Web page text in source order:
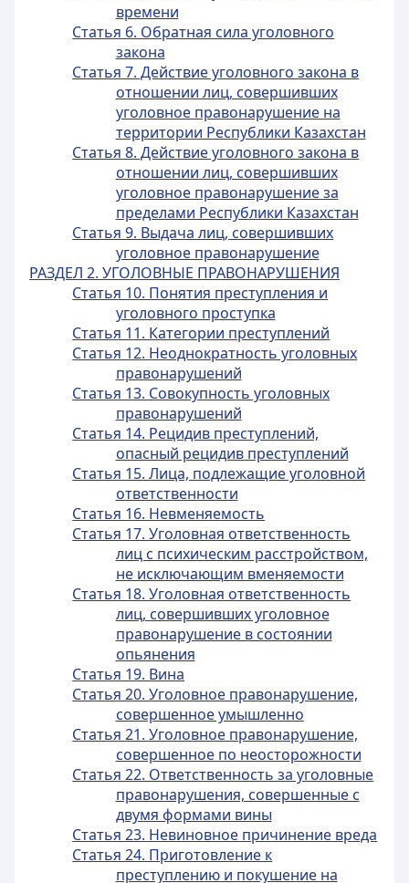
времени
Статья 6. Обратная сила уголовного
закона
Статья 7. Действие уголовного закона в
отношении лиц, совершивших
уголовное правонарушение на
территории Республики Казахстан
Статья 8. Действие уголовного закона в
отношении лиц, совершивших
уголовное правонарушение за
пределами Республики Казахстан
Статья 9. Выдача лиц, совершивших
уголовное правонарушение
РАЗДЕЛ 2. УГОЛОВНЫЕ ПРАВОНАРУШЕНИЯ
Статья 10. Понятия преступления и
уголовного проступка
Статья 11. Категории преступлений
Статья 12. Неоднократность уголовных
правонарушений
Статья 13. Совокупность уголовных
правонарушений
Статья 14. Рецидив преступлений,
опасный рецидив преступлений
Статья 15. Лица, подлежащие уголовной
ответственности
Статья 16. Невменяемость
Статья 17. Уголовная ответственность
лиц с психическим расстройством,
не исключающим вменяемости
Статья 18. Уголовная ответственность
лиц, совершивших уголовное
правонарушение в состоянии
опьянения
Статья 19. Вина
Статья 20. Уголовное правонарушение,
совершенное умышленно
Статья 21. Уголовное правонарушение,
совершенное по неосторожности
Статья 22. Ответственность за уголовные
правонарушения, совершенные с
двумя формами вины
Статья 23. Невиновное причинение вреда
Статья 24. Приготовление к
преступлению и покушение на